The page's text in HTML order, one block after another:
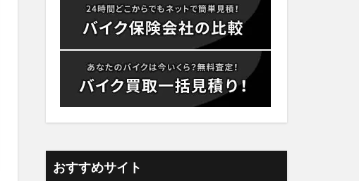
おすすめサイト